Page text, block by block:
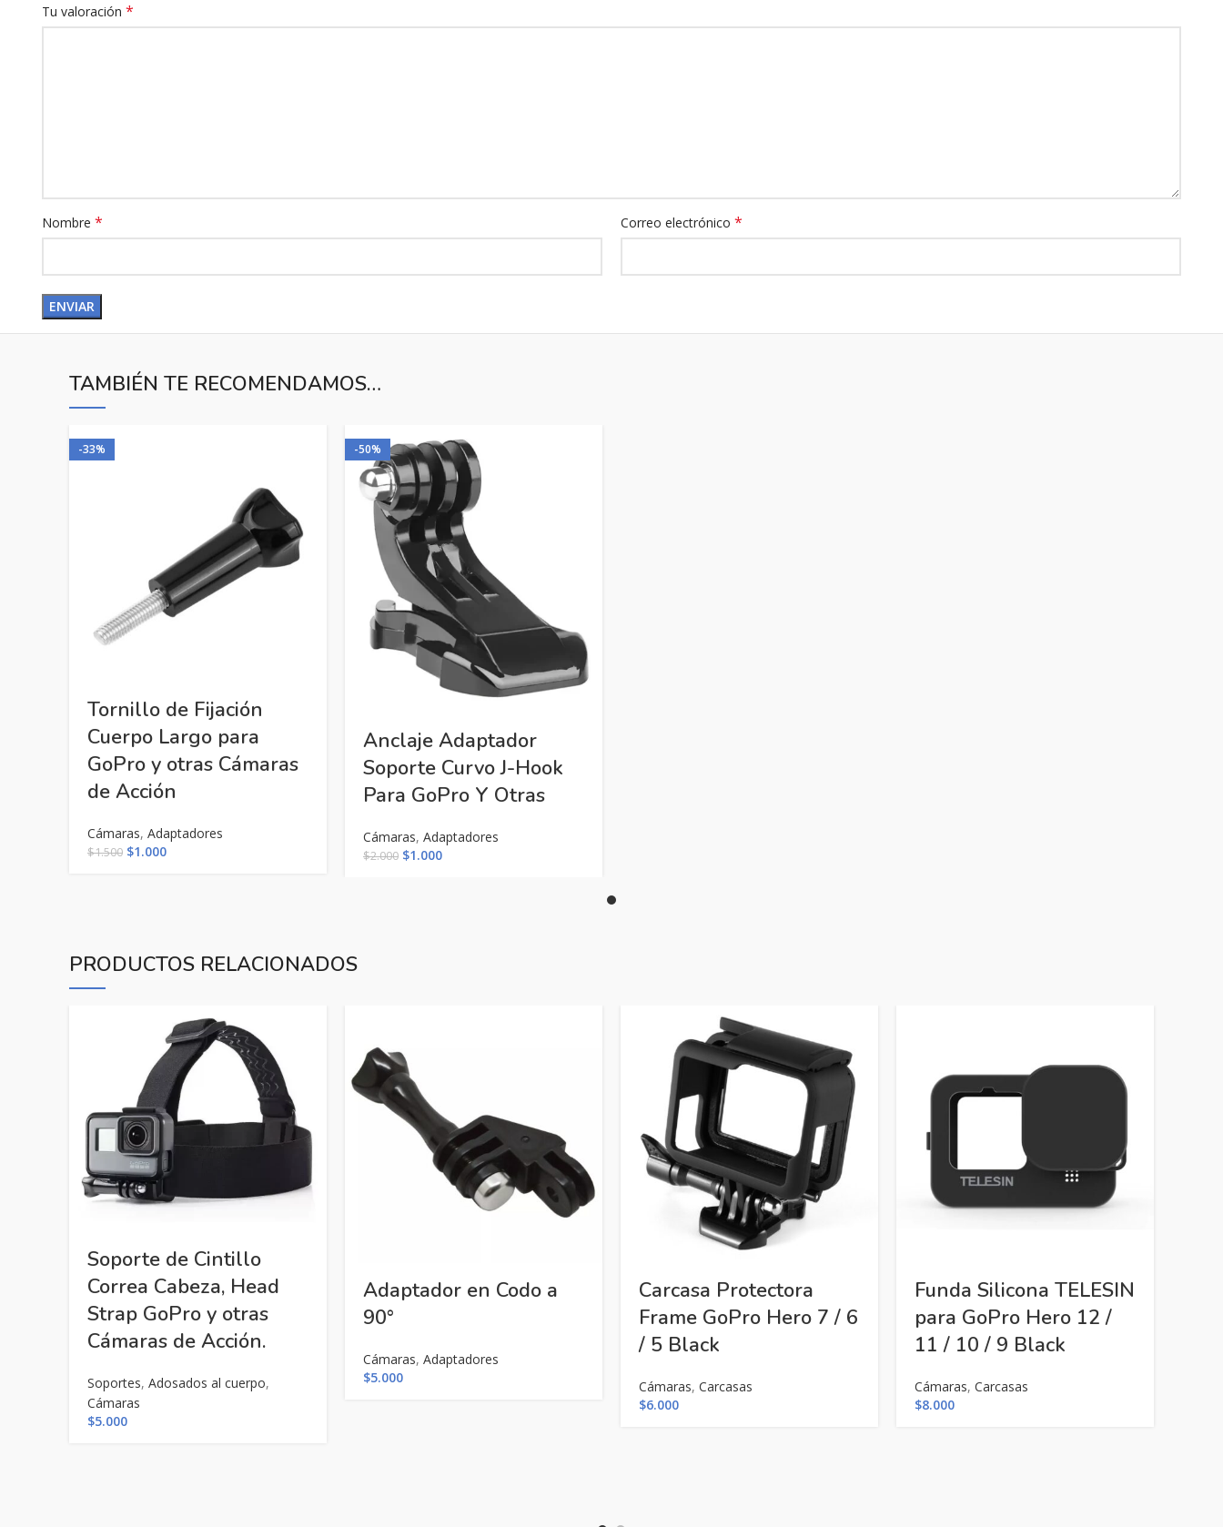
Tu valoración *
Nombre * Correo electrónico *
TAMBIÉN TE RECOMENDAMOS…
-33%
Tornillo de Fijación
Cuerpo Largo para
GoPro y otras Cámaras
de Acción
Cámaras, Adaptadores
$1.500 El
$1.000El
-50%
Anclaje Adaptador
Soporte Curvo J-Hook
Para GoPro Y Otras
Cámaras, Adaptadores
$2.000 El
$1.000El
PRODUCTOS RELACIONADOS
Soporte de Cintillo
Correa Cabeza, Head
Strap GoPro y otras
Cámaras de Acción.
Soportes, Adosados al cuerpo,
Cámaras
$5.000
Adaptador en Codo a
90°
Cámaras, Adaptadores
$5.000
Carcasa Protectora
Frame GoPro Hero 7 / 6
/ 5 Black
Cámaras, Carcasas
$6.000
Funda Silicona TELESIN
para GoPro Hero 12 /
11 / 10 / 9 Black
Cámaras, Carcasas
$8.000